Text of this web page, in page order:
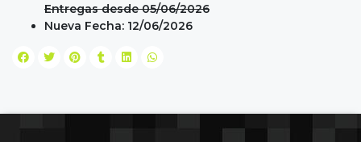
Entregas desde 05/06/2026
Nueva Fecha: 12/06/2026